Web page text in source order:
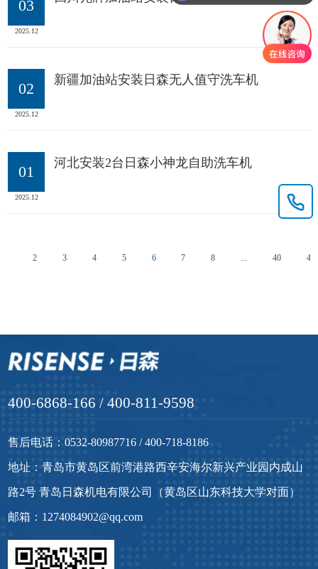
03
2025.12
02
2025.12
新疆加油站安装日森无人值守洗车机
01
2025.12
河北安装2台日森小神龙自助洗车机
2 3 4 5 6 7 8 ... 40 41
400-6868-166 / 400-811-9598
售后电话：0532-80987716 / 400-718-8186
地址：青岛市黄岛区前湾港路西辛安海尔新兴产业园内成山
路2号 青岛日森机电有限公司（黄岛区山东科技大学对面）
邮箱：1274084902@qq.com